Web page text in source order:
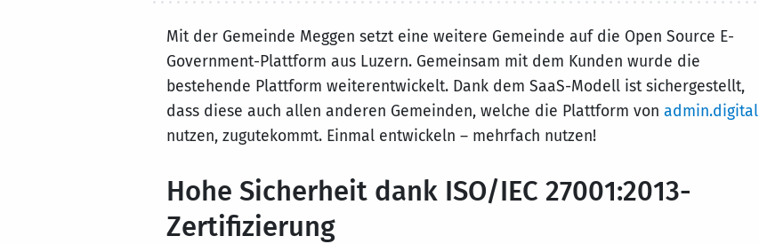
Mit der Gemeinde Meggen setzt eine weitere Gemeinde auf die Open Source E-
Government-Plattform aus Luzern. Gemeinsam mit dem Kunden wurde die
bestehende Plattform weiterentwickelt. Dank dem SaaS-Modell ist sichergestellt,
dass diese auch allen anderen Gemeinden, welche die Plattform von admin.digital
nutzen, zugutekommt. Einmal entwickeln – mehrfach nutzen!
Hohe Sicherheit dank ISO/IEC 27001:2013-
Zertifizierung